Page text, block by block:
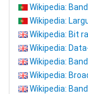
Wikipedia:
Wikipedia:
Wikipedia: Bit
Wikipedia:
Wikipedia:
Wikipedia:
Wikipedia: